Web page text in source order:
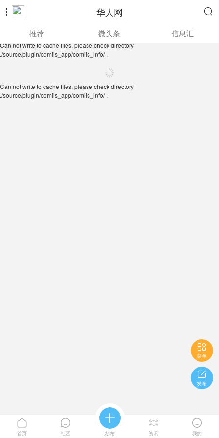
 华人网 
./source/plugin/comiis_app/comiis_info/ .
推荐 微头条 信息汇
Can not write to cache files, please check directory
./source/plugin/comiis_app/comiis_info/ .

菜单

发布

首页

社区

发布

资讯

我的
Can not write to cache files, please check directory
./source/plugin/comiis_app/comiis_info/ .